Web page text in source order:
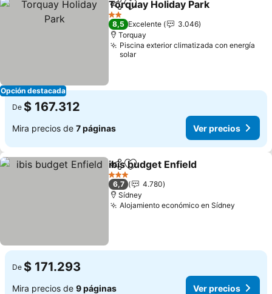
Opción destacada
Compartir
Agregar a favoritos
Torquay Holiday Park
2 Estrellas
8,5 Excelente
3.046
Torquay
Piscina exterior climatizada con energía
solar
De $ 167.312
Mira precios de 7 páginas Ver precios
CompartirAgregar a favoritos
ibis budget Enfield
3 Estrellas
6,7
4.780
Sídney
Alojamiento económico en Sídney
De $ 171.293
Mira precios de 9 páginas Ver precios